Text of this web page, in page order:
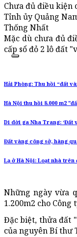
Chưa đủ điều kiện
Tỉnh ủy Quảng
Thống Nhất
Mặc dù chưa đủ
cấp sổ đỏ 2 lô đất
Hải Phòng: Thu hồi “đất
Hà Nội thu hồi 8.000 m2
Di dời ga Nha Trang: ‘Đất
Đất vàng công sở, hàng
Lạ ở Hà Nội: Loạt nhà trên
Những ngày vừa
1.200m2 cho
Đặc biệt, thửa đất
của nguyên Bí thư